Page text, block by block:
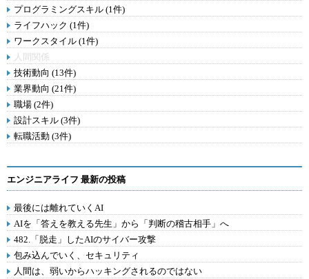
プログラミングスキル (1件)
ライフハック (1件)
ワークスタイル (1件)
人間関係
技術動向 (13件)
業界動向 (21件)
職場 (2件)
設計スキル (3件)
転職活動 (3件)
エンジニアライフ 最新の投稿
最後には離れていくAI
AIを「答えを教える先生」から「判断の稽古相手」へ
482.「脱走」したAIのサイバー攻撃
包み込んでいく、セキュリティ
人間は、弱いからハッキングされるのではない